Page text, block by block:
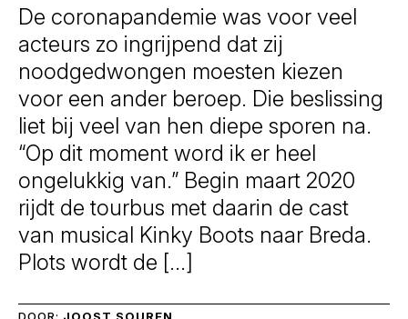
De coronapandemie was voor veel
acteurs zo ingrijpend dat zij
noodgedwongen moesten kiezen
voor een ander beroep. Die beslissing
liet bij veel van hen diepe sporen na.
“Op dit moment word ik er heel
ongelukkig van.” Begin maart 2020
rijdt de tourbus met daarin de cast
van musical Kinky Boots naar Breda.
Plots wordt de […]